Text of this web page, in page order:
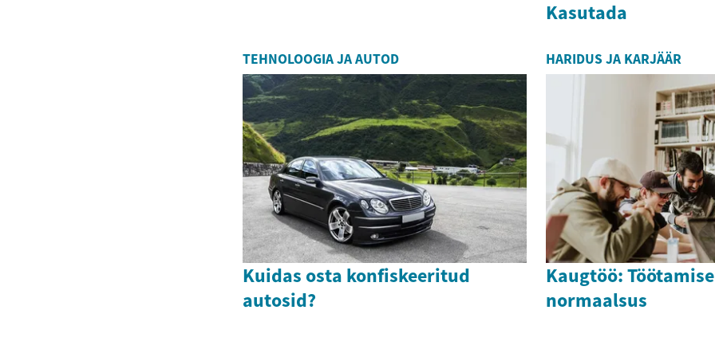
Kasutada
TEHNOLOOGIA JA AUTOD
Kuidas osta konfiskeeritud
autosid?
HARIDUS JA KARJÄÄR
Kaugtöö:
normaalsus